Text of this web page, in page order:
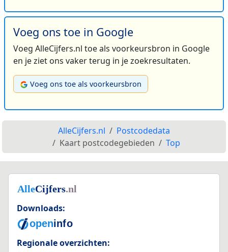
Voeg ons toe in Google
Voeg AlleCijfers.nl toe als voorkeursbron in Google
en je ziet ons vaker terug in je zoekresultaten.
Voeg ons toe als voorkeursbron
AlleCijfers.nl
Postcodedata
Kaart postcodegebieden
Top
Downloads:
Regionale overzichten: